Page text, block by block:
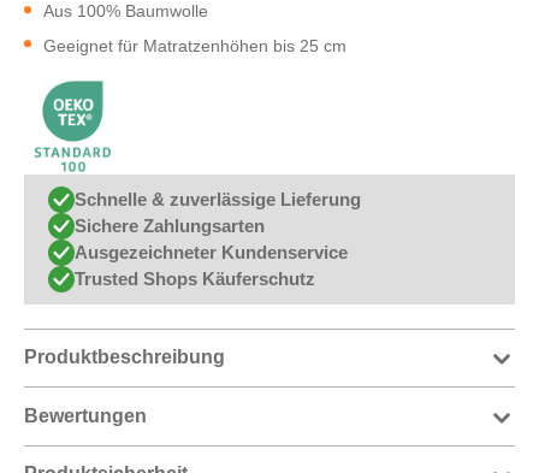
Aus 100% Baumwolle
Geeignet für Matratzenhöhen bis 25 cm
Schnelle & zuverlässige Lieferung
Sichere Zahlungsarten
Ausgezeichneter Kundenservice
Trusted Shops Käuferschutz
Produktbeschreibung
Bewertungen